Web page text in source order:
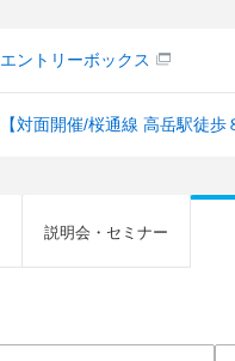
エントリーボックス
【対面開催/桜通線 高岳駅徒
説明会・セミナー